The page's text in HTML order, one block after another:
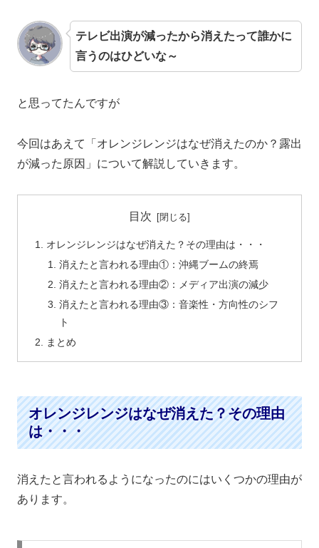
テレビ出演が減ったから消えたって誰かに
言うのはひどいな～
と思ってたんですが
今回はあえて「オレンジレンジはなぜ消えたのか？露出
が減った原因」について解説していきます。
目次
オレンジレンジはなぜ消えた？その理由は・・・
消えたと言われる理由①：沖縄ブームの終焉
消えたと言われる理由②：メディア出演の減少
消えたと言われる理由③：音楽性・方向性のシフ
ト
まとめ
オレンジレンジはなぜ消えた？その理由
は・・・
消えたと言われるようになったのにはいくつかの理由が
あります。